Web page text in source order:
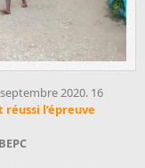
2020. 16
réussi l’épreuve